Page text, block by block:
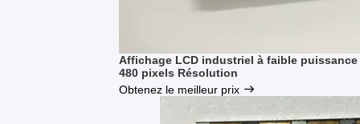
Affichage LCD industriel à faible puissance
480 pixels Résolution
Obtenez le meilleur prix